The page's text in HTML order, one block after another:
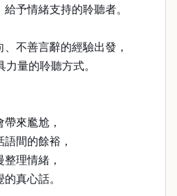
予情緒支持的聆聽者。
不善言辭的經驗出發，
量的聆聽方式。
來尷尬，
間的餘裕，
理情緒，
真心話。